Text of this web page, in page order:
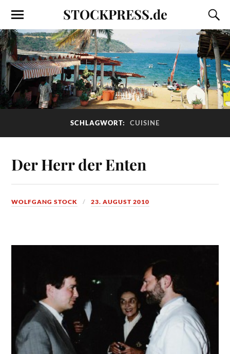
STOCKPRESS.de
SCHLAGWORT: CUISINE
Der Herr der Enten
WOLFGANG STOCK 23. AUGUST 2010